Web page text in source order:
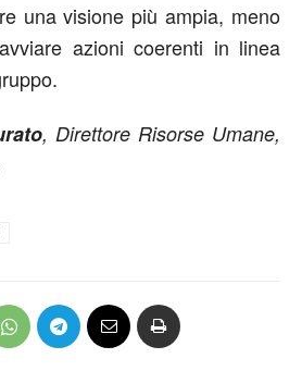
una visione più ampia, meno
azioni coerenti in linea
, Direttore Risorse Umane,